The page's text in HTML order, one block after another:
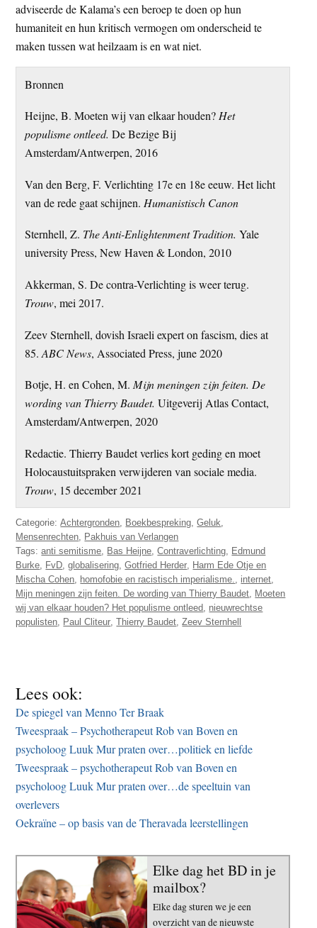
adviseerde de Kalama’s een beroep te doen op hun
humaniteit en hun kritisch vermogen om onderscheid te
maken tussen wat heilzaam is en wat niet.
Bronnen
Heijne, B. Moeten wij van elkaar houden?Het
populisme ontleed. De Bezige Bij
Amsterdam/Antwerpen, 2016
Van den Berg, F. Verlichting 17e en 18e eeuw. Het licht
van de rede gaat schijnen. Humanistisch Canon
Sternhell, Z. The Anti-Enlightenment Tradition. Yale
university Press, New Haven & London, 2010
Akkerman, S. De contra-Verlichting is weer terug.
Trouw, mei 2017.
Zeev Sternhell, dovish Israeli expert on fascism, dies at
85. ABC News, Associated Press, june 2020
Botje, H. en Cohen, M. Mijn meningen zijn feiten. De
wording van Thierry Baudet. Uitgeverij Atlas Contact,
Amsterdam/Antwerpen, 2020
Redactie. Thierry Baudet verlies kort geding en moet
Holocaustuitspraken verwijderen van sociale media.
Trouw, 15 december 2021
Categorie:Achtergronden, Boekbespreking,Geluk,
Mensenrechten, Pakhuis van Verlangen
Tags:anti semitisme, Bas Heijne,Contraverlichting, Edmund
Burke, FvD,globalisering,Gotfried Herder, Harm Ede Otje en
Mischa Cohen, homofobie en racistisch imperialisme., internet,
Mijn meningen zijn feiten. De wording van Thierry Baudet, Moeten
wij van elkaar houden? Het populisme ontleed, nieuwrechtse
populisten, Paul Cliteur,Thierry Baudet,Zeev Sternhell
Lees ook:
De spiegel van Menno Ter Braak
Tweespraak – Psychotherapeut Rob van Boven en
psycholoog Luuk Mur praten over…politiek en liefde
Tweespraak – psychotherapeut Rob van Boven en
psycholoog Luuk Mur praten over…de speeltuin van
overlevers
Oekraïne – op basis van de Theravada leerstellingen
Elke dag het BD in je
mailbox?
Elke dag sturen we je een
overzicht van de nieuwste